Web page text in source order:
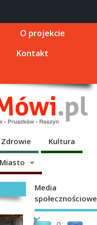
O projekcie
Kontakt
Zdrowie Kultura
Miasto
K
Z
Media
społecznościowe